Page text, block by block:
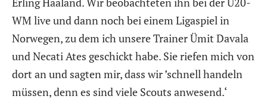
WM live und dann noch bei einem Ligaspiel in
Norwegen, zu dem ich unsere Trainer Ümit Davala
und Necati Ates geschickt habe. Sie riefen mich von
dort an und sagten mir, dass wir ’schnell handeln
müssen, denn es sind viele Scouts anwesend.‘